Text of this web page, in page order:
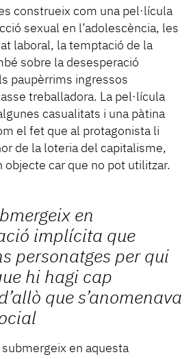
construeix com una pel·lícula
sexual en l’adolescència, les
laboral, la temptació de la
sobre la desesperació
paupèrrims ingressos
treballadora. La pel·lícula
casualitats i una pàtina
el fet que al protagonista li
de la loteria del capitalisme,
objecte car que no pot utilitzar.
en
implícita que
personatges per qui
hi hagi cap
que s’anomenava
submergeix en aquesta